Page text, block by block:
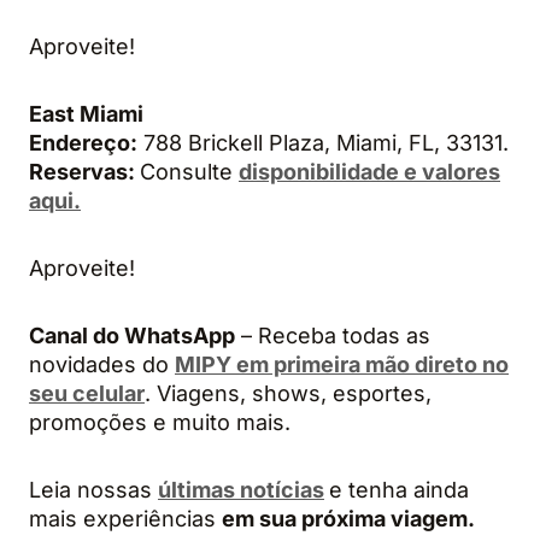
Aproveite!
East Miami
Endereço: 788 Brickell Plaza, Miami, FL, 33131.
Reservas: Consulte disponibilidade e valores
aqui.
Aproveite!
Canal do WhatsApp – Receba todas as
novidades do MIPY em primeira mão direto no
seu celular. Viagens, shows, esportes,
promoções e muito mais.
Leia nossas últimas notícias e tenha ainda
mais experiências em sua próxima viagem.